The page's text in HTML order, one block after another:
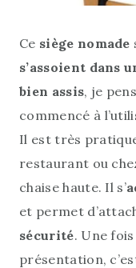
Ce siège nomade
s’assoient dans
bien assis, je
commencé à
Il est très
restaurant ou
chaise haute. Il s’
et permet
sécurité. Une
présentation,